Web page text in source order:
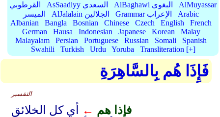
القرطوبي
AsSaadiyy السعدي AlBaghawi البغوي
AlMuyassar
الميسر
AlJalalain الجلالين Grammar الإعراب
Arabic
Albanian
Bangla Bosnian Chinese Czech English
French
German
Hausa Indonesian Japanese Korean
Malay
Malayalam
Persian Portuguese Russian Somali
Spanish
Swahili
Turkish Urdu Yoruba Transliteration [+]
فَإِذَا هُم بِالسَّاهِرَةِ
التفسير
فإذا هم ←
أي كل الخلائق